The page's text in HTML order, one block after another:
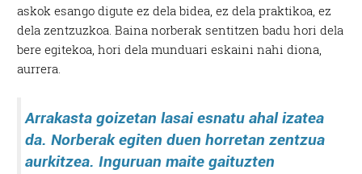
askok esango digute ez dela bidea, ez dela praktikoa, ez
dela zentzuzkoa. Baina norberak sentitzen badu hori dela
bere egitekoa, hori dela munduari eskaini nahi diona,
aurrera.
Arrakasta goizetan lasai esnatu ahal izatea
da. Norberak egiten duen horretan zentzua
aurkitzea. Inguruan maite gaituzten